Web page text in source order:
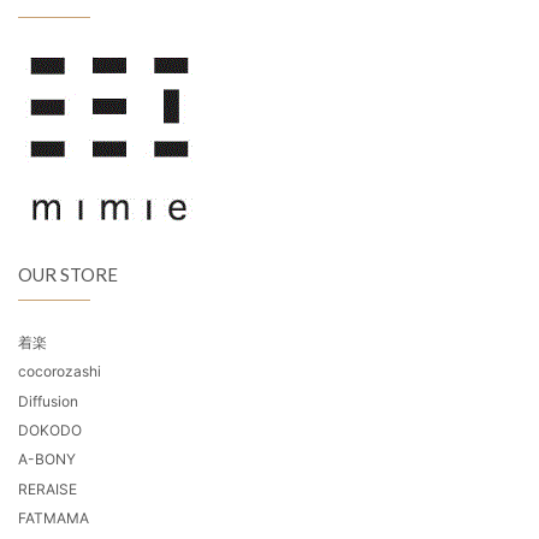
OUR STORE
着楽
cocorozashi
Diffusion
DOKODO
A-BONY
RERAISE
FATMAMA